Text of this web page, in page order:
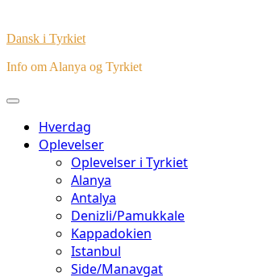
Dansk i Tyrkiet
Info om Alanya og Tyrkiet
Hverdag
Oplevelser
Oplevelser i Tyrkiet
Alanya
Antalya
Denizli/Pamukkale
Kappadokien
Istanbul
Side/Manavgat